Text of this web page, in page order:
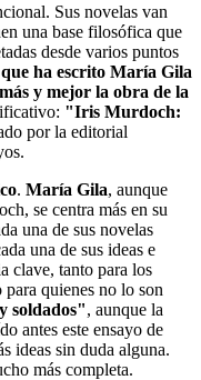
Sus novelas van
una base filosófica que
desde varios puntos
ha escrito María Gila
y mejor la obra de la
"Iris Murdoch:
por la editorial
. María Gila, aunque
se centra más en su
una de sus novelas
una de sus ideas e
clave, tanto para los
quienes no lo son
soldados", aunque la
antes este ensayo de
ideas sin duda alguna.
más completa.